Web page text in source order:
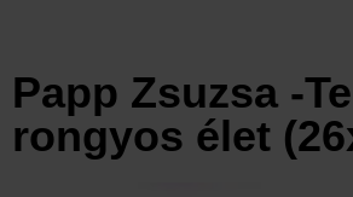
Papp Zsuzsa -Te
rongyos élet